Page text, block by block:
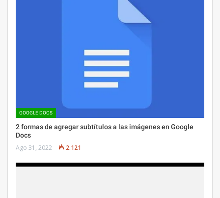
GOOGLE DOCS
2 formas de agregar subtítulos a las imágenes en Google
Docs
Ago 31, 2022 2.121